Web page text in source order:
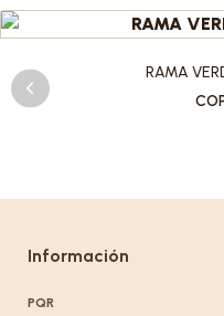
RAMA
Información
PQR